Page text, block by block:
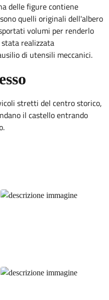
delle figure contiene
quelli originali dell'albero
volumi per renderlo
realizzata
di utensili meccanici.
stretti del centro storico,
il castello entrando